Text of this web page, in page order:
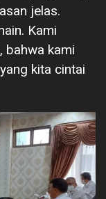
jelas.
Kami
bahwa kami
kita cintai